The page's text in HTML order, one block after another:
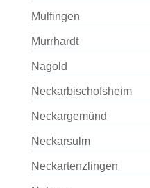
Mulfingen
Murrhardt
Nagold
Neckarbischofsheim
Neckargemünd
Neckarsulm
Neckartenzlingen